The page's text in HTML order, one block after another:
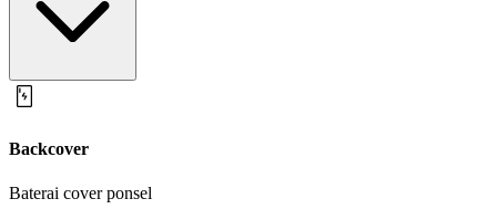
Backcover
Baterai cover ponsel